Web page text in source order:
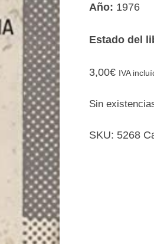
Año: 1976
Estado del
3,00€ IVA
Sin
SKU: 5268